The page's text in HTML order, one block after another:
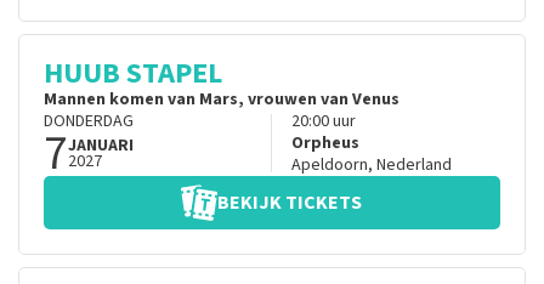
HUUB STAPEL
Mannen komen van Mars, vrouwen van Venus
DONDERDAG
7JANUARI
2027
20:00uur
Orpheus
Apeldoorn, Nederland
BEKIJK TICKETS